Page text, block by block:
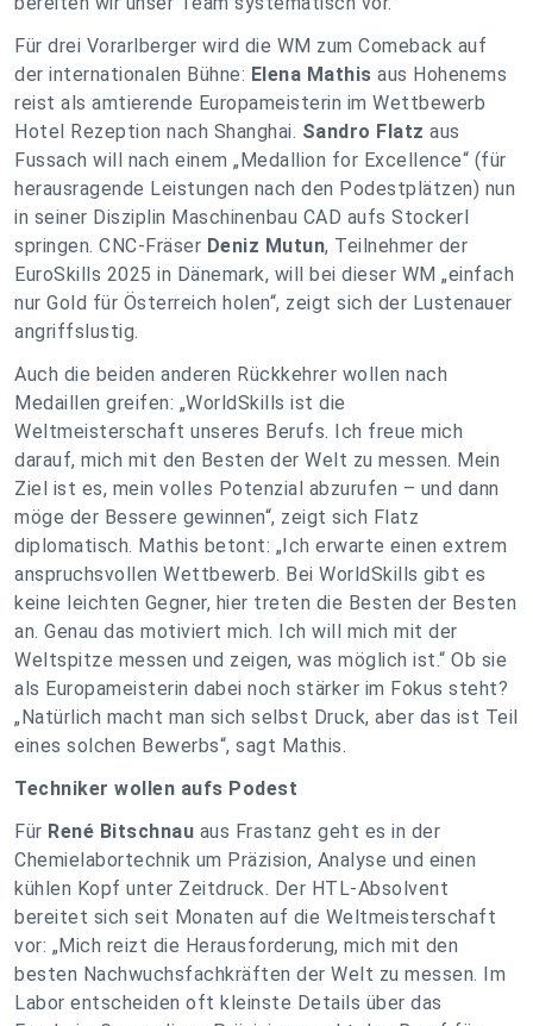
Für drei Vorarlberger wird die WM zum Comeback auf
der internationalen Bühne: Elena Mathis aus Hohenems
reist als amtierende Europameisterin im Wettbewerb
Hotel Rezeption nach Shanghai. Sandro Flatz aus
Fussach will nach einem „Medallion for Excellence“ (für
herausragende Leistungen nach den Podestplätzen) nun
in seiner Disziplin Maschinenbau CAD aufs Stockerl
springen. CNC-Fräser Deniz Mutun, Teilnehmer der
EuroSkills 2025 in Dänemark, will bei dieser WM „einfach
nur Gold für Österreich holen“, zeigt sich der Lustenauer
angriffslustig.
Auch die beiden anderen Rückkehrer wollen nach
Medaillen greifen: „WorldSkills ist die
Weltmeisterschaft unseres Berufs. Ich freue mich
darauf, mich mit den Besten der Welt zu messen. Mein
Ziel ist es, mein volles Potenzial abzurufen – und dann
möge der Bessere gewinnen“, zeigt sich Flatz
diplomatisch. Mathis betont: „Ich erwarte einen extrem
anspruchsvollen Wettbewerb. Bei WorldSkills gibt es
keine leichten Gegner, hier treten die Besten der Besten
an. Genau das motiviert mich. Ich will mich mit der
Weltspitze messen und zeigen, was möglich ist.“ Ob sie
als Europameisterin dabei noch stärker im Fokus steht?
„Natürlich macht man sich selbst Druck, aber das ist Teil
eines solchen Bewerbs“, sagt Mathis.
Techniker wollen aufs Podest
Für René Bitschnau aus Frastanz geht es in der
Chemielabortechnik um Präzision, Analyse und einen
kühlen Kopf unter Zeitdruck. Der HTL-Absolvent
bereitet sich seit Monaten auf die Weltmeisterschaft
vor: „Mich reizt die Herausforderung, mich mit den
besten Nachwuchsfachkräften der Welt zu messen. Im
Labor entscheiden oft kleinste Details über das